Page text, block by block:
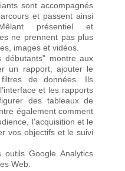
sont accompagnés
et passent ainsi
présentiel et
ne prennent pas plus
images et vidéos.
débutants" montre aux
un rapport, ajouter le
de données. Ils
et les rapports
des tableaux de
également comment
l'acquisition et le
vos objectifs et le suivi
Google Analytics
Web.